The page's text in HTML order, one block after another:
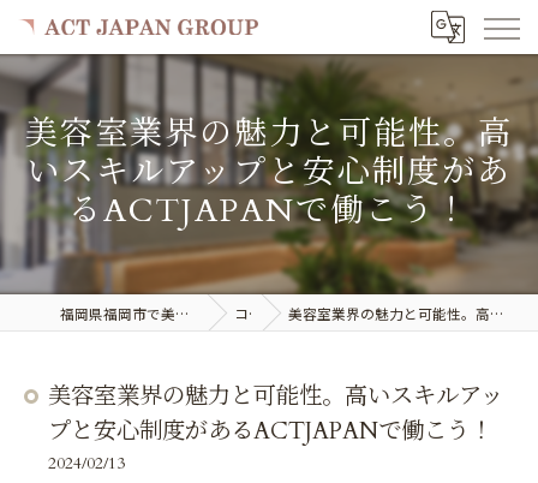
美容室業界の魅力と可能性。高
いスキルアップと安心制度があ
るACTJAPANで働こう！
福岡県福岡市で美容室の求人ならACT JAPAN GROUP コラム 美容室業界の魅力と可能性。高いスキルアップと安心制度があるACTJAPANで働こう！
美容室業界の魅力と可能性。高いスキルアッ
プと安心制度があるACTJAPANで働こう！
2024/02/13